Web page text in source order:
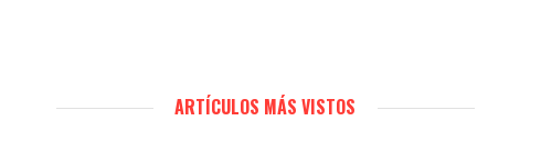
ARTÍCULOS MÁS VISTOS